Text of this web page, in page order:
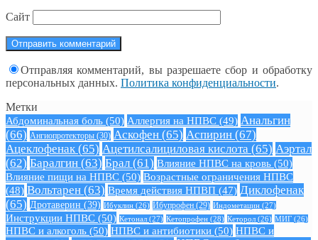
Сайт
Отправляя комментарий, вы разрешаете сбор и обработку
персональных данных. Политика конфиденциальности.
Метки
Абдоминальная боль (50) Аллергия на НПВС (49) Анальгин
(66) Ангиопротекторы (30) Аскофен (65) Аспирин (67)
Ацеклофенак (65) Ацетилсалициловая кислота (65) Аэртал
(62) Баралгин (63) Брал (61) Влияние НПВС на кровь (50)
Влияние пищи на НПВС (50) Возрастные ограничения НПВС
(48) Вольтарен (63) Время действия НПВП (47) Диклофенак
(65) Дротаверин (39) Ибуклин (26) Ибупрофен (29) Индометацин (27)
Инструкции НПВС (50) Кетонал (27) Кетопрофен (28) Кеторол (26) МИГ (26)
НПВС и алкоголь (50) НПВС и антибиотики (50) НПВС и